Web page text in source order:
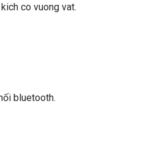
co vuong vat.
bluetooth.